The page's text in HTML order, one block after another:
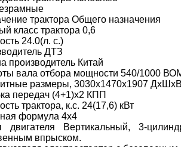
трактора Общего назначения
класс трактора 0,6
24.0(л. с.)
ДТЗ
производитель Китай
вала отбора мощности 540/1000
размеры, 3030х1470х1907 ДхШхВ
передач (4+1)х2 КПП
трактора, к.с. 24(17,6) кВт
формула 4х4
двигателя Вертикальный, 3-
впрыском.